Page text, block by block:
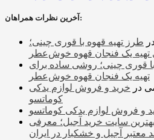
آخرین نظرات همراهان:
طرز تهیه قهوه با قوری چینی؛
تهیه یک فنجان قهوه خوش‌عطر
قوری چینی؛ روشی ساده برای
تهیه یک فنجان قهوه خوش‌عطر
در خرید و فروش لوازم یدکی
کوماتسو
و فروش لوازم یدکی کوماتسو
بهترین سایت خرید آجیل؛ معرفی